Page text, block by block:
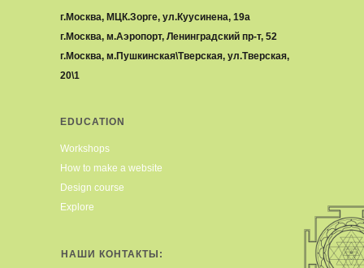
г.Москва, МЦК.Зорге, ул.Куусинена, 19а
г.Москва, м.Аэропорт, Ленинградский пр-т, 52
г.Москва, м.Пушкинская\Тверская, ул.Тверская,
20\1
EDUCATION
Workshops
How to make a website
Design course
Explore
НАШИ КОНТАКТЫ: